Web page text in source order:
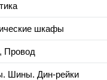
шкафы
Провод
Шины. Дин-рейки